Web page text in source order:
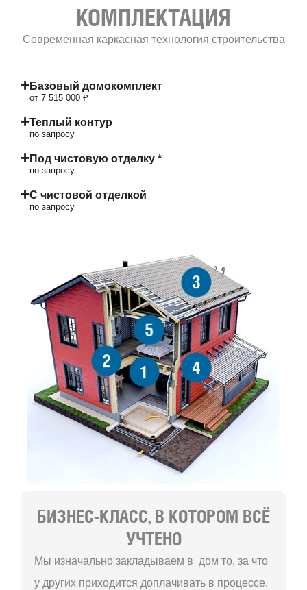
КОМПЛЕКТАЦИЯ
Современная каркасная технология строительства
Базовый домокомплект
от 7 515 000 ₽
Теплый контур
по запросу
Под чистовую отделку *
по запросу
С чистовой отделкой
по запросу
1
2
3
4
5
БИЗНЕС-КЛАСС, В КОТОРОМ ВСЁ
УЧТЕНО
Мы изначально закладываем в дом то, за что
у других приходится доплачивать в процессе.